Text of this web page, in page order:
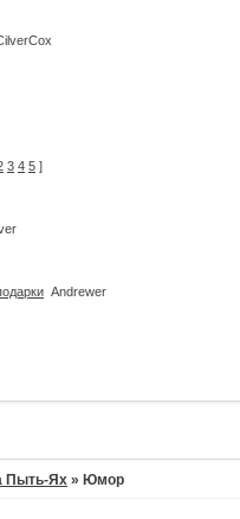
3 4 5 ]
Andrewer
Пыть-Ях » Юмор